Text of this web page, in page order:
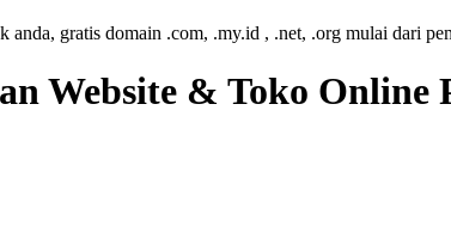
anda, gratis domain .com, .my.id , .net, .org mulai dari
Website & Toko Online